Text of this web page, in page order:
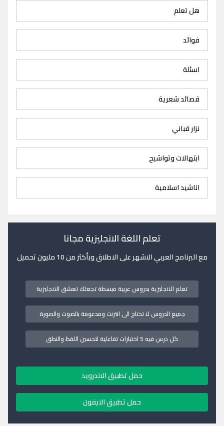
هل تعلم
فوائد
اسئلة
قصائد شعرية
نزار قباني
ابتهالات وتواشيح
اناشيد اسلامية
تعلم اللغة الانجليزية مجانا
مع البرنامج العربي الاشهر على الاطلاق وبأكثر من 10 مليون تحميل
تعلم الانجليزية بدروس عربية مبسطة تجعلك تعشق الانجليزية
جميع الدروس لا تحتاج الى انترنت ومدعومة بالصوت والصورة
كل درس فيه 5 اختبارات تفاعلية لتحسين اللفظ والنطق
حمل تطبيق الاندرويد
حمل تطبيق الايفون